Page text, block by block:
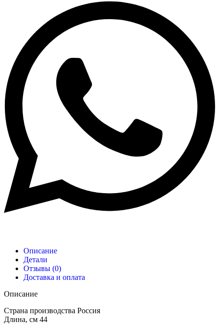
Описание
Детали
Отзывы (0)
Доставка и оплата
Описание
Страна производства Россия
Длина, см 44